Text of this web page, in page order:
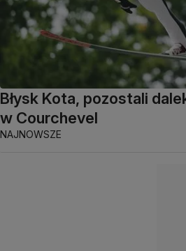
Błysk Kota, pozostali
w Courchevel
NAJNOWSZE